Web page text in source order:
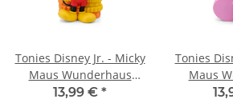
Tonies Disney Jr. - Micky
Maus Wunderhaus
(Micky)
13,99 € *
Tonies
Maus